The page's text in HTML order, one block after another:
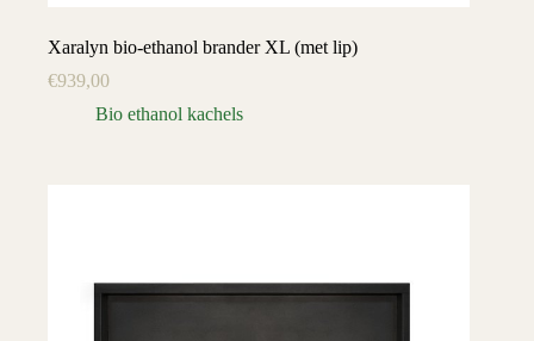
Xaralyn bio-ethanol brander XL (met lip)
€939,00
Bio ethanol kachels